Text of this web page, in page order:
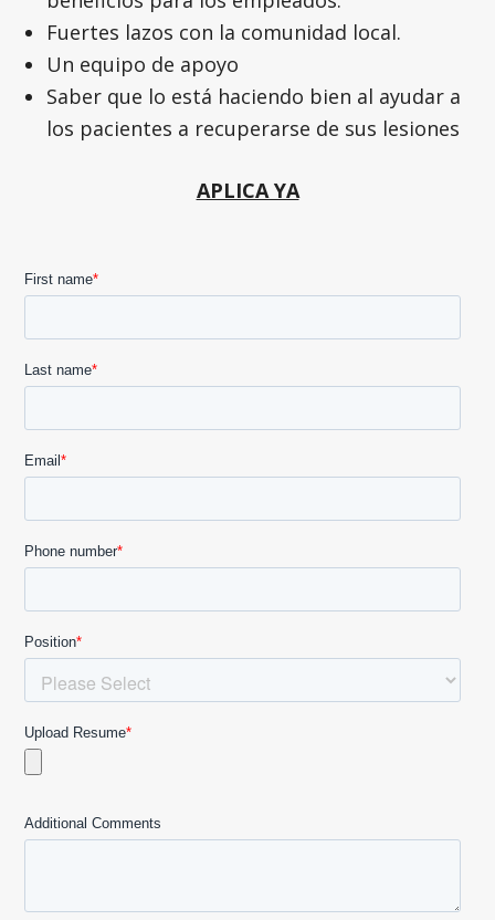
Fuertes lazos con la comunidad local.
Un equipo de apoyo
Saber que lo está haciendo bien al ayudar a
los pacientes a recuperarse de sus lesiones
APLICA YA